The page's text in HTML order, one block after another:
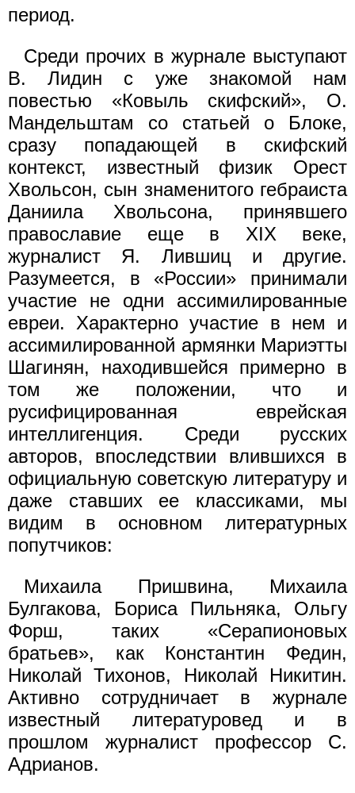
период.
Среди прочих в журнале выступают
В. Лидин с уже знакомой нам
повестью «Ковыль скифский», О.
Мандельштам со статьей о Блоке,
сразу попадающей в скифский
контекст, известный физик Орест
Хвольсон, сын знаменитого гебраиста
Даниила Хвольсона, принявшего
православие еще в XIX веке,
журналист Я. Лившиц и другие.
Разумеется, в «России» принимали
участие не одни ассимилированные
евреи. Характерно участие в нем и
ассимилированной армянки Мариэтты
Шагинян, находившейся примерно в
том же положении, что и
русифицированная еврейская
интеллигенция. Среди русских
авторов, впоследствии влившихся в
официальную советскую литературу и
даже ставших ее классиками, мы
видим в основном литературных
попутчиков:
Михаила Пришвина, Михаила
Булгакова, Бориса Пильняка, Ольгу
Форш, таких «Серапионовых
братьев», как Константин Федин,
Николай Тихонов, Николай Никитин.
Активно сотрудничает в журнале
известный литературовед и в
прошлом журналист профессор С.
Адрианов.